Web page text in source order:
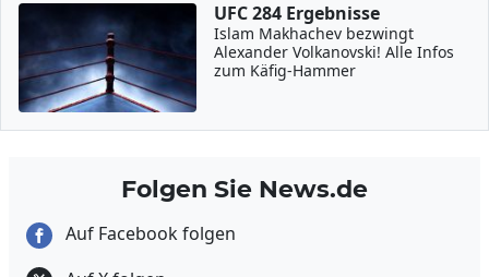
UFC 284 Ergebnisse
Islam Makhachev bezwingt
Alexander Volkanovski! Alle Infos
zum Käfig-Hammer
Folgen Sie News.de
Auf Facebook folgen